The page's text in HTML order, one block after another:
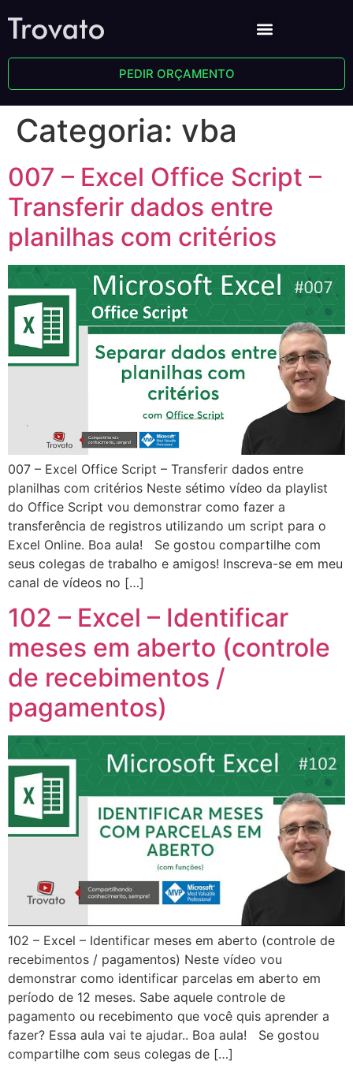
PEDIR ORÇAMENTO
Categoria: vba
007 – Excel Office Script –
Transferir dados entre
planilhas com critérios
007 – Excel Office Script – Transferir dados entre
planilhas com critérios Neste sétimo vídeo da playlist
do Office Script vou demonstrar como fazer a
transferência de registros utilizando um script para o
Excel Online. Boa aula! Se gostou compartilhe com
seus colegas de trabalho e amigos! Inscreva-se em meu
canal de vídeos no […]
102 – Excel – Identificar
meses em aberto (controle
de recebimentos /
pagamentos)
102 – Excel – Identificar meses em aberto (controle de
recebimentos / pagamentos) Neste vídeo vou
demonstrar como identificar parcelas em aberto em
período de 12 meses. Sabe aquele controle de
pagamento ou recebimento que você quis aprender a
fazer? Essa aula vai te ajudar.. Boa aula! Se gostou
compartilhe com seus colegas de […]